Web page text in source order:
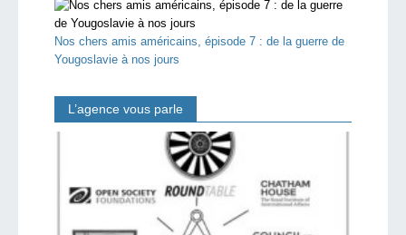
Nos chers amis américains, épisode 7 : de la guerre de
Yougoslavie à nos jours
L’agence vous parle